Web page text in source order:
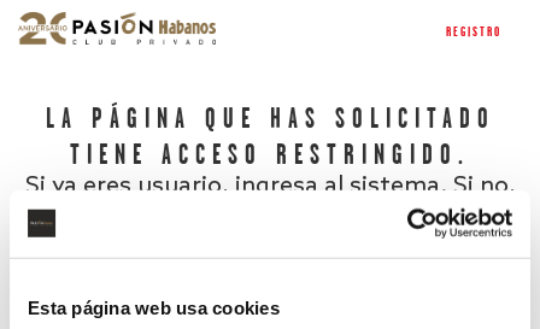
Esta página web usa cookies
REGISTRO
LA PÁGINA QUE HAS SOLICITADO
TIENE ACCESO RESTRINGIDO.
Si ya eres usuario, ingresa al sistema. Si no,